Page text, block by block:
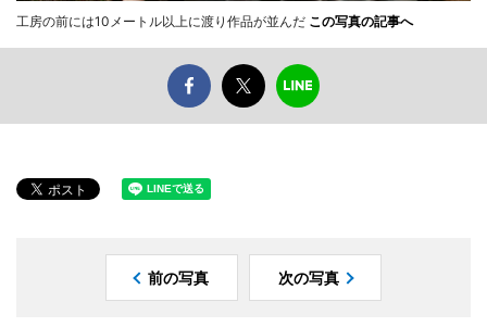
工房の前には10メートル以上に渡り作品が並んだ この写真の記事へ
前の写真 次の写真